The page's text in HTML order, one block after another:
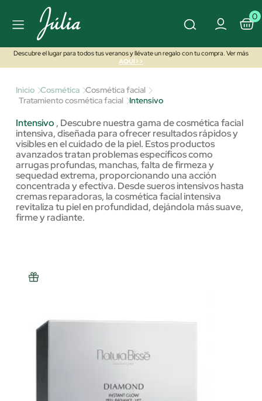
0
Descubre el lugar para todos tus veranos y llévate un regalo con tu compra. Ver más
AQUÍ>>
Inicio Cosmética Cosmética facial
Tratamiento cosmética facial Intensivo
Intensivo , Descubre nuestra gama de cosmética facial
intensiva, diseñada para ofrecer resultados rápidos y
visibles en el cuidado de la piel. Estos productos
avanzados tratan problemas específicos como
arrugas profundas, manchas, falta de firmeza y
sequedad extrema, proporcionando una acción
concentrada y efectiva. Desde sueros intensivos hasta
cremas reparadoras, la cosmética facial intensiva
revitaliza tu piel en profundidad, dejándola más suave,
firme y radiante.